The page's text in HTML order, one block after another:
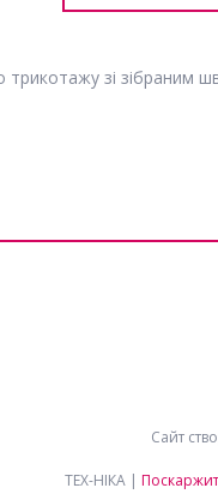
трикотажу зі зібраним
Сайт
ТЕХ-НІКА |